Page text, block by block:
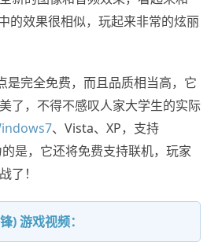
的效果很相似，玩起来非常的炫丽
是完全免费，而且品质相当高，它
了，不得不感叹人家大学生的实际
、Vista、XP，支持
是，它还将免费支持联机，玩家
了！
游戏视频：